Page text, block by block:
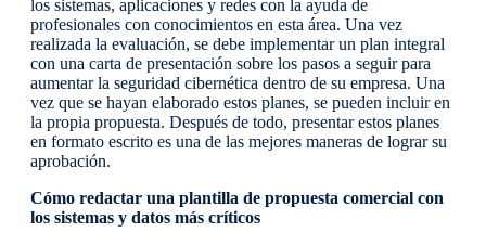
los sistemas, aplicaciones y redes con la ayuda de
profesionales con conocimientos en esta área. Una vez
realizada la evaluación, se debe implementar un plan integral
con una carta de presentación sobre los pasos a seguir para
aumentar la seguridad cibernética dentro de su empresa. Una
vez que se hayan elaborado estos planes, se pueden incluir en
la propia propuesta. Después de todo, presentar estos planes
en formato escrito es una de las mejores maneras de lograr su
aprobación.
Cómo redactar una plantilla de propuesta comercial con
los sistemas y datos más críticos